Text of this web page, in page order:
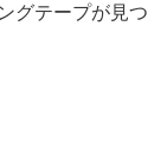
グテープが見つ